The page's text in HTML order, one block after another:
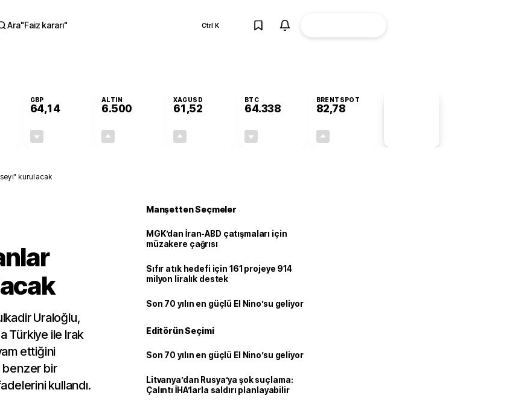
Ara"Faiz kararı" Ctrl K
GBP
64,14
ALTIN
6.500
XAGUSD
61,52
BTC
64.338
BRENTSPOT
82,78
kurulacak
Uraloğlu,
Türkiye ile Irak
ettiğini
benzer bir
kullandı.
Manşetten Seçmeler
MGK’dan İran-ABD çatışmaları için
müzakere çağrısı
Sıfır atık hedefi için 161 projeye 914
milyon liralık destek
Son 70 yılın en güçlü El Nino’su geliyor
Editörün Seçimi
Son 70 yılın en güçlü El Nino’su geliyor
Litvanya’dan Rusya’ya şok suçlama:
Çalıntı İHA’larla saldırı planlayabilir